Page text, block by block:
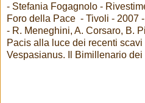
- Stefania Fogagnolo -
Foro della Pace - Tivoli - 2007 -
- R. Meneghini, A. Corsaro, B.
Pacis alla luce dei recenti
Vespasianus. Il Bimillenario